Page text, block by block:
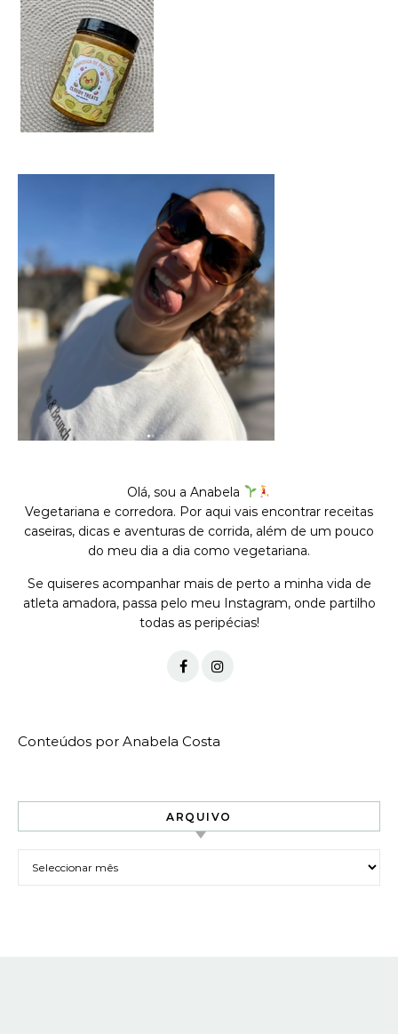
Olá, sou a Anabela
Vegetariana e corredora. Por aqui vais encontrar receitas
caseiras, dicas e aventuras de corrida, além de um pouco
do meu dia a dia como vegetariana.
Se quiseres acompanhar mais de perto a minha vida de
atleta amadora, passa pelo meu Instagram, onde partilho
todas as peripécias!
Conteúdos por Anabela Costa
ARQUIVO